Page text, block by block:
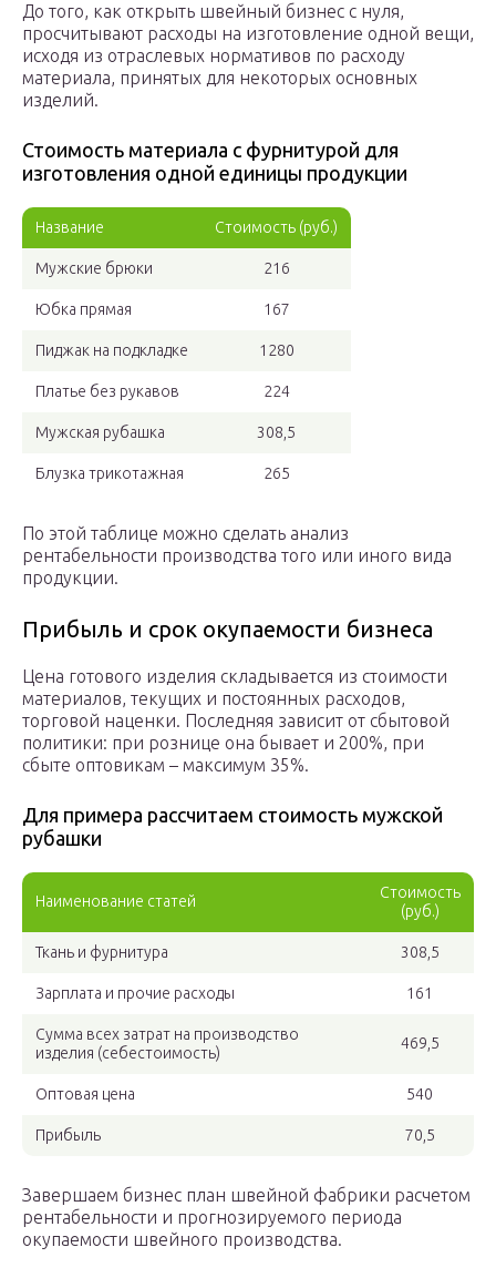
До того, как открыть швейный бизнес с нуля,
просчитывают расходы на изготовление одной вещи,
исходя из отраслевых нормативов по расходу
материала, принятых для некоторых основных
изделий.
Стоимость материала с фурнитурой для
изготовления одной единицы продукции
Название Стоимость (руб.)
Мужские брюки 216
Юбка прямая 167
Пиджак на подкладке 1280
Платье без рукавов 224
Мужская рубашка 308,5
Блузка трикотажная 265
По этой таблице можно сделать анализ
рентабельности производства того или иного вида
продукции.
Прибыль и срок окупаемости бизнеса
Цена готового изделия складывается из стоимости
материалов, текущих и постоянных расходов,
торговой наценки. Последняя зависит от сбытовой
политики: при рознице она бывает и 200%, при
сбыте оптовикам – максимум 35%.
Для примера рассчитаем стоимость мужской
рубашки
Наименование статей
Стоимость
(руб.)
Ткань и фурнитура 308,5
Зарплата и прочие расходы 161
Сумма всех затрат на производство
изделия (себестоимость)
469,5
Оптовая цена 540
Прибыль 70,5
Завершаем бизнес план швейной фабрики расчетом
рентабельности и прогнозируемого периода
окупаемости швейного производства.